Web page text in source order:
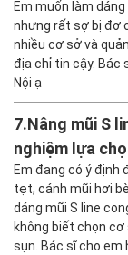
giỏi TPHCM ạ?
6.Top 3 Bác sĩ
khách hàng
nhưng rất sợ bị đơ
nhiều cơ sở và
địa chỉ tin cậy. Bác
Nội ạ
7.Nâng mũi S
nghiệm lựa